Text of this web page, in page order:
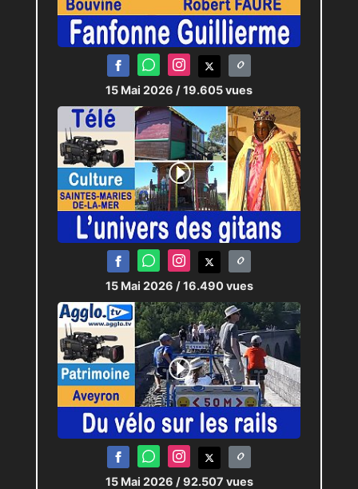
15 Mai 2026 / 19.605 vues
15 Mai 2026 / 16.490 vues
15 Mai 2026 / 92.507 vues